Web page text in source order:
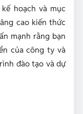
hoạch và mục
cao kiến thức
mạnh rằng bạn
của công ty và
đào tạo và dự